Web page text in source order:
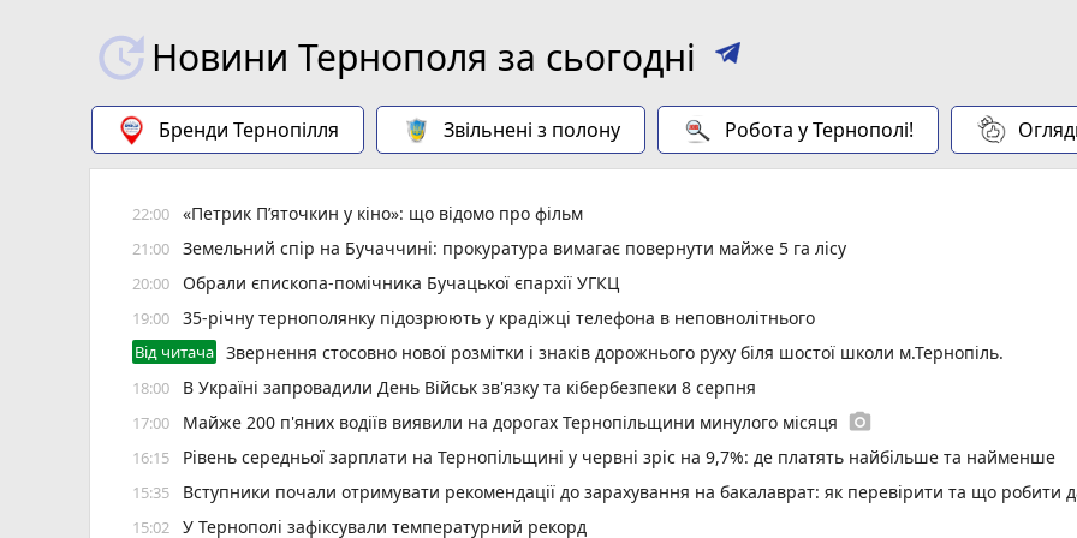
Новини Тернополя за сьогодні
Бренди Тернопілля Звільнені з полону Робота у Тернополі!
22:00 «Петрик П’яточкин у кіно»: що відомо про фільм
21:00 Земельний спір на Бучаччині: прокуратура вимагає повернути майже 5 га лісу
20:00 Обрали єпископа-помічника Бучацької єпархії УГКЦ
19:00 35-річну тернополянку підозрюють у крадіжці телефона в неповнолітнього
Від читача Звернення стосовно нової розмітки і знаків дорожнього руху біля шостої школи м.Тернопіль.
18:00 В Україні запровадили День Військ зв'язку та кібербезпеки 8 серпня
17:00 Майже 200 п'яних водіїв виявили на дорогах Тернопільщини минулого місяця photo_camera
16:15 Рівень середньої зарплати на Тернопільщині у червні зріс на 9,7%: де платять найбільше та найменше
15:35 Вступники почали отримувати рекомендації до зарахування на бакалаврат: як перевірити та що робити
15:02 У Тернополі зафіксували температурний рекорд